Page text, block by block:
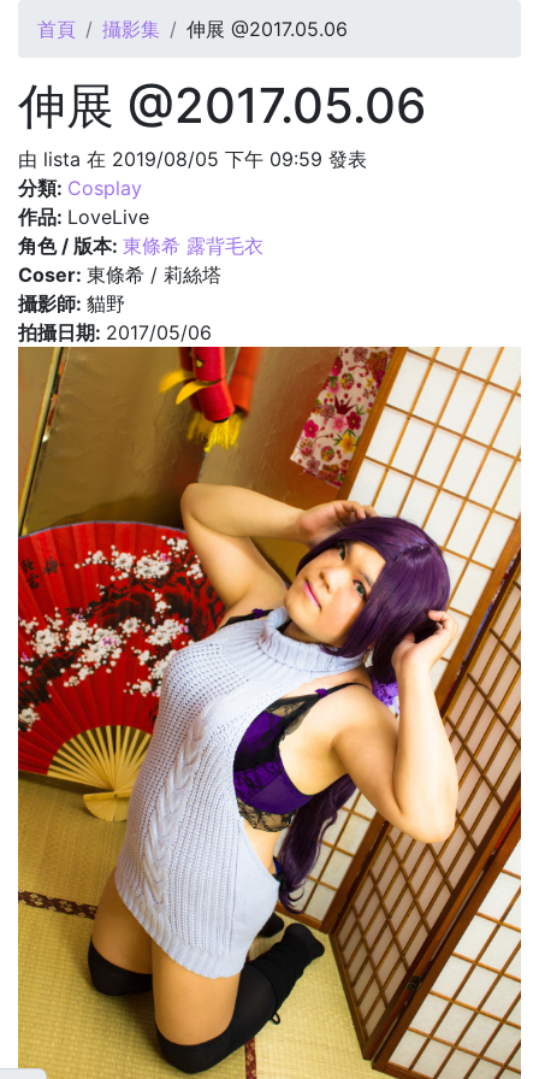
您在這裡
首頁 攝影集 伸展 @2017.05.06
伸展 @2017.05.06
由 lista 在 2019/08/05 下午 09:59 發表
分類: Cosplay
作品: LoveLive
角色 / 版本: 東條希 露背毛衣
Coser: 東條希 / 莉絲塔
攝影師: 貓野
拍攝日期: 2017/05/06